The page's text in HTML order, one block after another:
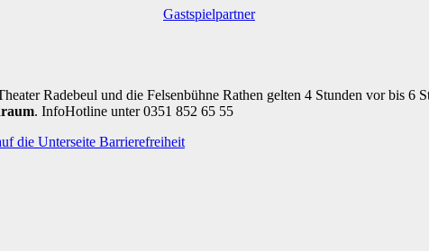
Gastspielpartner
Radebeul und die Felsenbühne Rathen gelten 4 Stunden vor bis 6
. InfoHotline unter 0351 852 65 55